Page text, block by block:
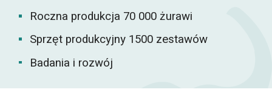
Roczna produkcja 70 000 żurawi
Sprzęt produkcyjny 1500 zestawów
Badania i rozwój
فارسی
Pilipino
اردو